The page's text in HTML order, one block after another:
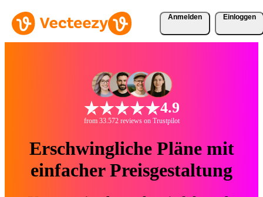
Anmelden Einloggen
4.9
from 33.572 reviews on Trustpilot
Erschwingliche Pläne mit
einfacher Preisgestaltung